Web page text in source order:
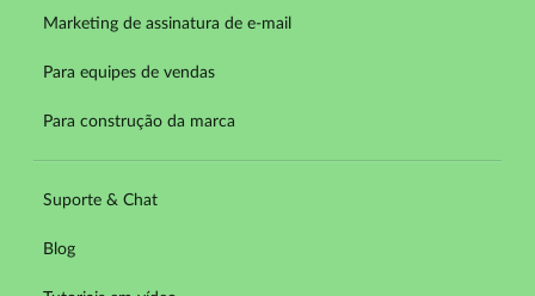
Marketing de assinatura de e-mail
Para equipes de vendas
Para construção da marca
Suporte & Chat
Blog